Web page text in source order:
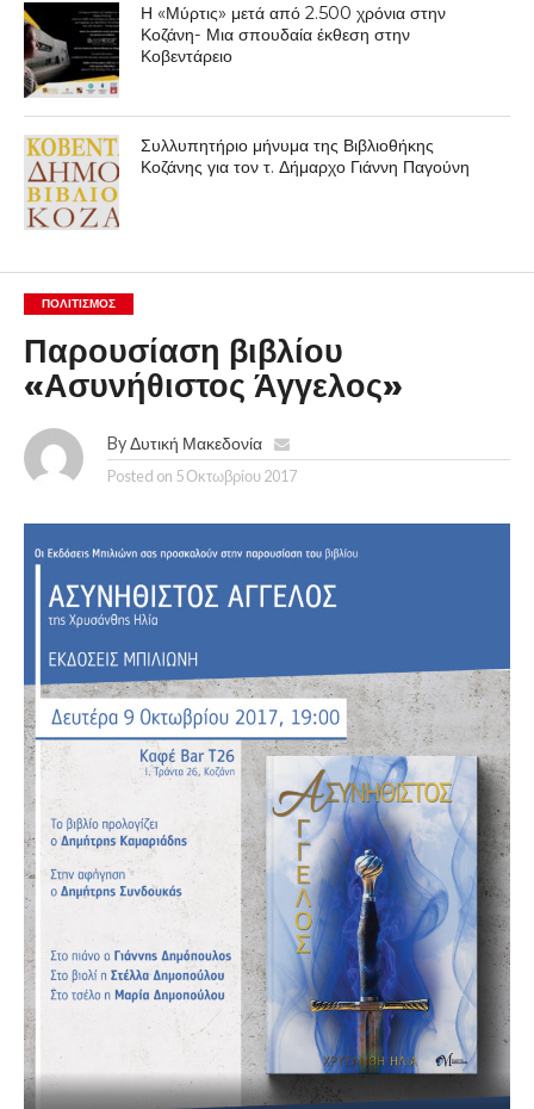
Η «Μύρτις» μετά από 2.500 χρόνια στην
Κοζάνη- Μια σπουδαία έκθεση στην
Κοβεντάρειο
Συλλυπητήριο μήνυμα της Βιβλιοθήκης
Κοζάνης για τον τ. Δήμαρχο Γιάννη Παγούνη
ΠΟΛΙΤΙΣΜΌΣ
Παρουσίαση βιβλίου
«Ασυνήθιστος Άγγελος»
By Δυτική Μακεδονία
Posted on 5 Οκτωβρίου 2017